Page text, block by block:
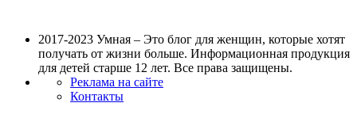
2017-2023 Умная – Это блог для женщин, которые хотят
получать от жизни больше. Информационная продукция
для детей старше 12 лет. Все права защищены.
Реклама на сайте
Контакты